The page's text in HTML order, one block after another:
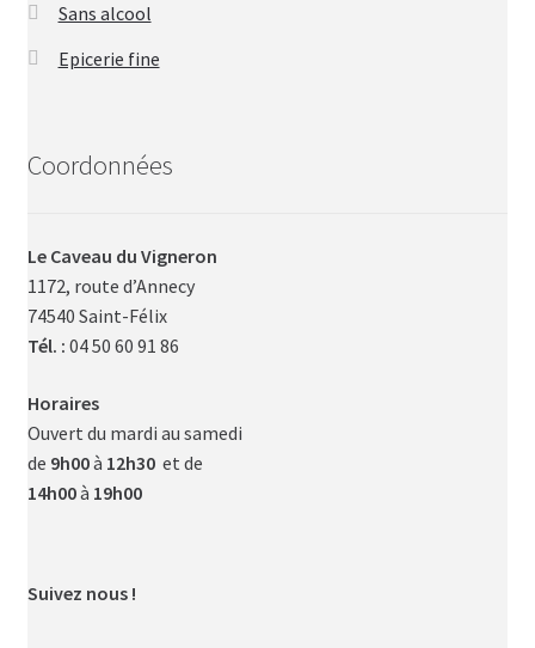
Sans alcool
Epicerie fine
Coordonnées
Le Caveau du Vigneron
1172, route d’Annecy
74540 Saint-Félix
Tél. : 04 50 60 91 86
Horaires
Ouvert du mardi au samedi
de 9h00à 12h30 et de
14h00à 19h00
Suivez nous !